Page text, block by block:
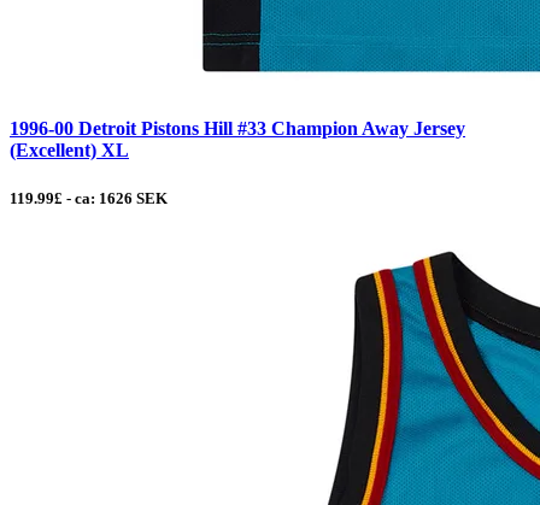
1996-00 Detroit Pistons Hill #33 Champion Away Jersey
(Excellent) XL
119.99£ - ca: 1626 SEK